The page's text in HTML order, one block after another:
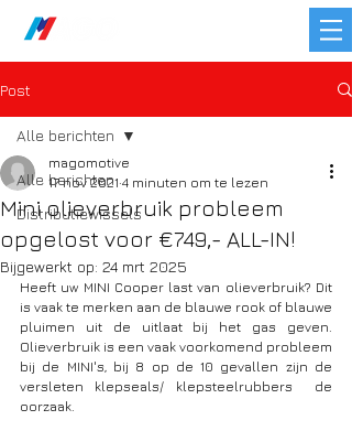
Post
Alle berichten
Distributiewissels
Alle berichten
Mini olieverbruik probleem
opgelost voor €749,- ALL-IN!
magomotive
17 nov 2021 4 minuten om te lezen
Bijgewerkt op: 24 mrt 2025
Heeft uw MINI Cooper last van olieverbruik? Dit
is vaak te merken aan de blauwe rook of blauwe
pluimen uit de uitlaat bij het gas geven.
Olieverbruik is een vaak voorkomend probleem
bij de MINI's, bij 8 op de 10 gevallen zijn de
versleten klepseals/ klepsteelrubbers  de
oorzaak.